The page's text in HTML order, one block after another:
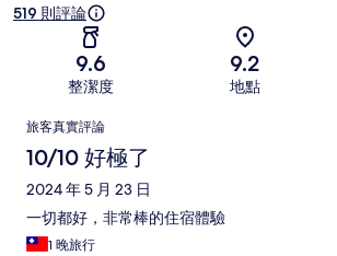
519 則評論
9.6
整潔度
9.2
地點
評
論
旅客真實評論
10/10 好極了
2024 年 5 月 23 日
一切都好，非常棒的住宿體驗
1 晚旅行